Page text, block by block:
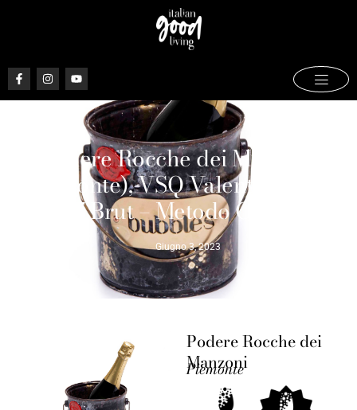
Podere Rocche dei Manzoni
(Piemonte), VSQ Valentino Rosé
2017 Brut – Metodo Classico
Giugno 3, 2023
Podere Rocche dei
Manzoni
Piemonte